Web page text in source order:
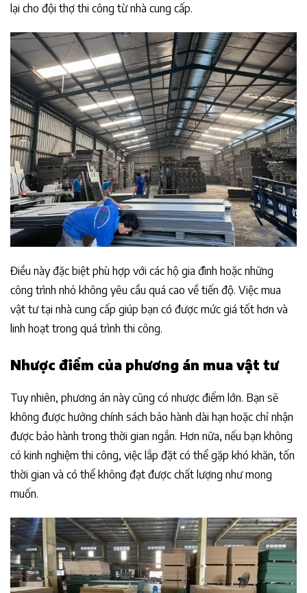
lại cho đội thợ thi công từ nhà cung cấp.
Điều này đặc biệt phù hợp với các hộ gia đình hoặc những
công trình nhỏ không yêu cầu quá cao về tiến độ. Việc mua
vật tư tại nhà cung cấp giúp bạn có được mức giá tốt hơn và
linh hoạt trong quá trình thi công.
Nhược điểm của phương án mua vật tư
Tuy nhiên, phương án này cũng có nhược điểm lớn. Bạn sẽ
không được hưởng chính sách bảo hành dài hạn hoặc chỉ nhận
được bảo hành trong thời gian ngắn. Hơn nữa, nếu bạn không
có kinh nghiệm thi công, việc lắp đặt có thể gặp khó khăn, tốn
thời gian và có thể không đạt được chất lượng như mong
muốn.